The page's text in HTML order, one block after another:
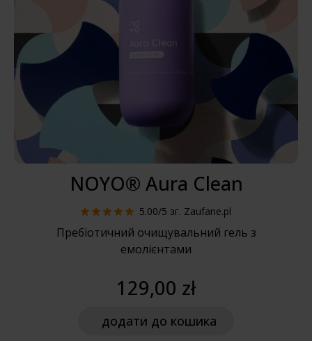
NOYO® Aura Clean
5.00/5 зг. Zaufane.pl
Пребіотичний очищувальний гель з
емолієнтами
129,00 zł
додати до кошика